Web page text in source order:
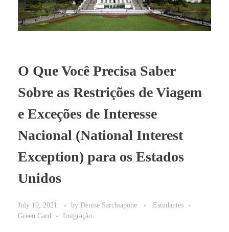
O Que Você Precisa Saber
Sobre as Restrições de Viagem
e Exceções de Interesse
Nacional (National Interest
Exception) para os Estados
Unidos
July 19, 2021 by Denise Sarchiapone
Estudantes
Green Card
Imigração